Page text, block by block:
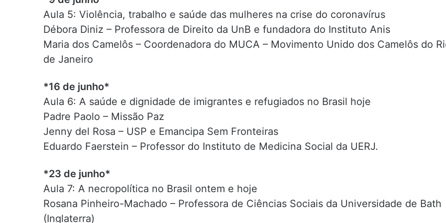
Aula 5: Violência, trabalho e saúde das mulheres na crise do coronavírus
Débora Diniz – Professora de Direito da UnB e fundadora do Instituto Anis
Maria dos Camelôs – Coordenadora do MUCA – Movimento Unido dos Camelôs do
de Janeiro
*16 de junho*
Aula 6: A saúde e dignidade de imigrantes e refugiados no Brasil hoje
Padre Paolo – Missão Paz
Jenny del Rosa – USP e Emancipa Sem Fronteiras
Eduardo Faerstein – Professor do Instituto de Medicina Social da UERJ.
*23 de junho*
Aula 7: A necropolítica no Brasil ontem e hoje
Rosana Pinheiro-Machado – Professora de Ciências Sociais da Universidade de Bath
(Inglaterra)